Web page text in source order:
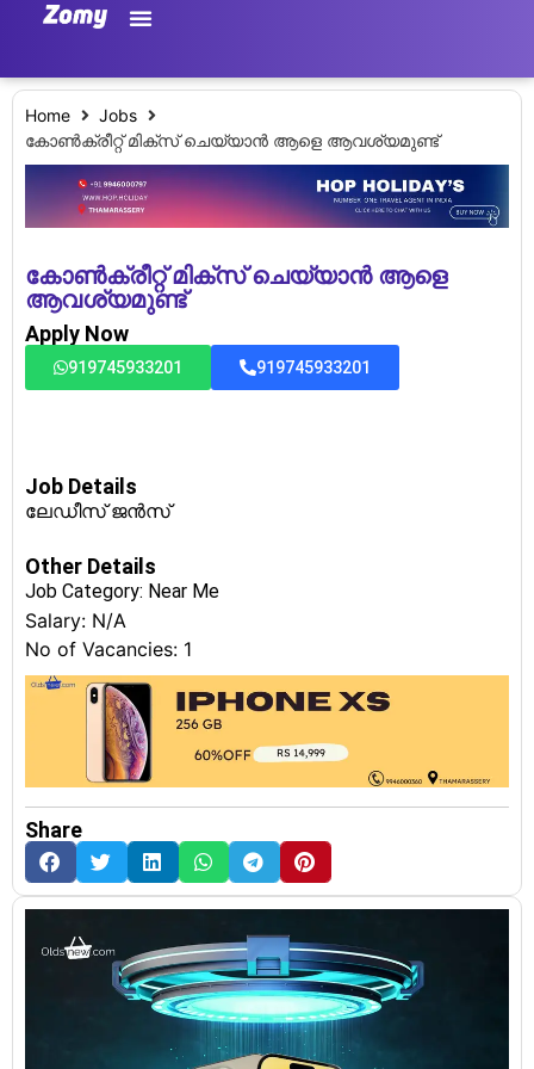
Home
Jobs
കോൺക്രീറ്റ് മിക്സ് ചെയ്യാൻ ആളെ ആവശ്യമുണ്ട്
കോൺക്രീറ്റ് മിക്സ് ചെയ്യാൻ ആളെ
ആവശ്യമുണ്ട്
Apply Now
919745933201 919745933201
Job Details
ലേഡീസ് ജൻസ്
Other Details
Job Category: Near Me
Salary: N/A
No of Vacancies: 1
Share